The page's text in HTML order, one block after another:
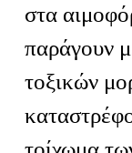
στα
παράγουν
τοξικών